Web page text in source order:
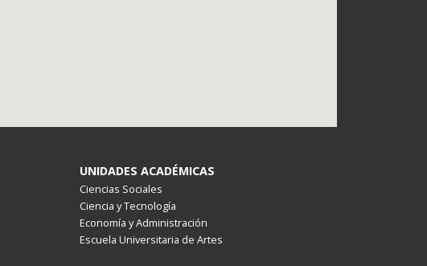
UNIDADES ACADÉMICAS
Ciencias Sociales
Ciencia y Tecnología
Economía y Administración
Escuela Universitaria de Artes